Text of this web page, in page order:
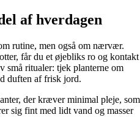
af hverdagen
rutine, men også om nærvær.
får du et øjebliks ro og kontakt
små ritualer: tjek planterne om
duften af frisk jord.
der kræver minimal pleje, som
sig fint med lidt vand og masser